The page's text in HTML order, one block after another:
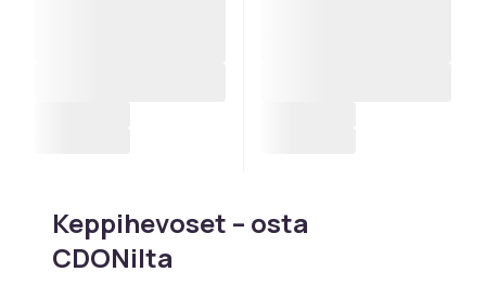
Keppihevoset – osta
CDONilta